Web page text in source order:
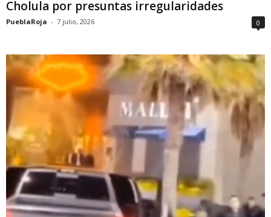
Cholula por presuntas irregularidades
PueblaRoja - 7 julio, 2026 0